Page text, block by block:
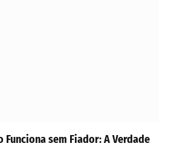
Funciona sem Fiador: A Verdade